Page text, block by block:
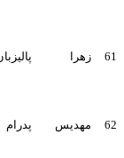
پالیزبان دیوشلی 4089
پدرام 3410